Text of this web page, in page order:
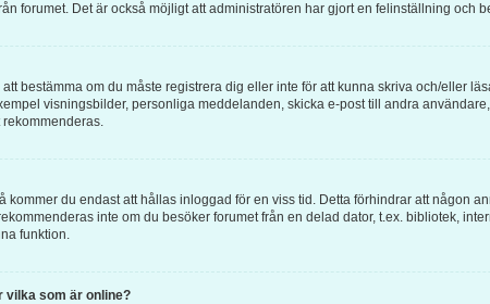
forumet. Det är också möjligt att administratören har gjort en felinställning och
bestämma om du måste registrera dig eller inte för att kunna skriva och/eller
visningsbilder, personliga meddelanden, skicka e-post till andra
kommer du endast att hållas inloggad för en viss tid. Detta förhindrar att någon
inte om du besöker forumet från en delad dator, t.ex. bibliotek,
funktion.
vilka som är online?